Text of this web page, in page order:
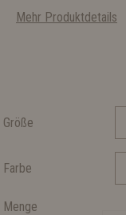
Mehr Produktdetails
Größe
Farbe
Menge